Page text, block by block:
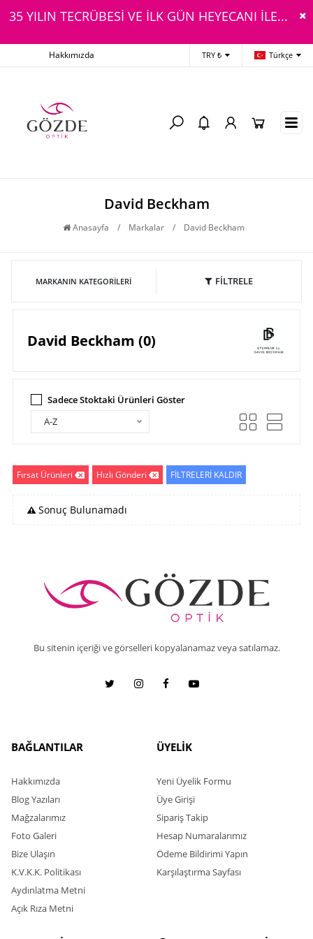
35 YILIN TECRÜBESİ VE İLK GÜN HEYECANI İLE...
Hakkımızda TRY ₺ Türkçe
David Beckham
Anasayfa / Markalar / David Beckham
MARKANIN KATEGORILERI FİLTRELE
David Beckham (0)
Sadece Stoktaki Ürünleri Göster
A-Z
Fırsat Ürünleri Hızlı Gönderi FİLTRELERİ KALDIR
Sonuç Bulunamadı
Bu sitenin içeriği ve görselleri kopyalanamaz veya satılamaz.
BAĞLANTILAR
Hakkımızda
Blog Yazıları
Mağzalarımız
Foto Galeri
Bize Ulaşın
K.V.K.K. Politikası
Aydınlatma Metni
Açık Rıza Metni
ÜYELİK
Yeni Üyelik Formu
Üye Girişi
Sipariş Takip
Hesap Numaralarımız
Ödeme Bildirimi Yapın
Karşılaştırma Sayfası